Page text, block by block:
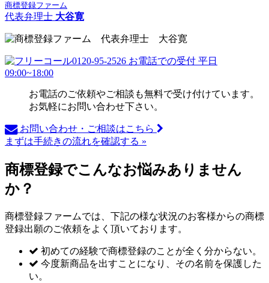
商標登録ファーム
代表弁理士 大谷寛
お電話のご依頼やご相談も無料で受け付けています。
お気軽にお問い合わせ下さい。
お問い合わせ・ご相談はこちら
まずは手続きの流れを確認する »
商標登録でこんなお悩みありません
か？
商標登録ファームでは、下記の様な状況のお客様からの商標
登録出願のご依頼をよく頂いております。
初めての経験で商標登録のことが全く分からない。
今度新商品を出すことになり、その名前を保護した
い。